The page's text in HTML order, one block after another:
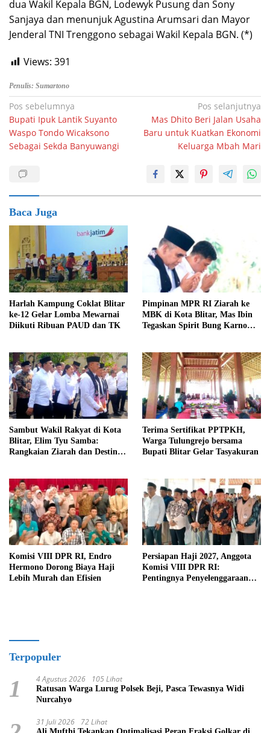
dua Wakil Kepala BGN, Lodewyk Pusung dan Sony
Sanjaya dan menunjuk Agustina Arumsari dan Mayor
Jenderal TNI Trenggono sebagai Wakil Kepala BGN. (*)
Views: 391
Penulis: Sumartono
Navigasi
pos
Pos sebelumnya
Bupati Ipuk Lantik Suyanto
Waspo Tondo Wicaksono
Sebagai Sekda Banyuwangi
Pos selanjutnya
Mas Dhito Beri Jalan Usaha
Baru untuk Kuatkan Ekonomi
Keluarga Mbah Mari
Baca Juga
Harlah Kampung Coklat Blitar
ke-12 Gelar Lomba Mewarnai
Diikuti Ribuan PAUD dan TK
Pimpinan MPR RI Ziarah ke
MBK di Kota Blitar, Mas Ibin
Tegaskan Spirit Bung Karno
Sambut Wakil Rakyat di Kota
Blitar, Elim Tyu Samba:
Rangkaian Ziarah dan Destinasi
Terima Sertifikat PPTPKH,
Warga Tulungrejo bersama
Bupati Blitar Gelar Tasyakuran
Komisi VIII DPR RI, Endro
Hermono Dorong Biaya Haji
Lebih Murah dan Efisien
Persiapan Haji 2027, Anggota
Komisi VIII DPR RI:
Pentingnya Penyelenggaraan
Terpopuler
1 4 Agustus 2026 105 Lihat
Ratusan Warga Lurug Polsek Beji, Pasca Tewasnya Widi
Nurcahyo
31 Juli 2026 72 Lihat